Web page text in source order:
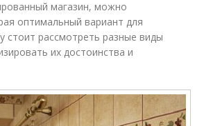
магазин, можно
оптимальный вариант для
стоит рассмотреть разные виды
их достоинства и